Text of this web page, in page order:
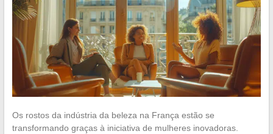
Os rostos da indústria da beleza na França estão se
transformando graças à iniciativa de mulheres inovadoras.